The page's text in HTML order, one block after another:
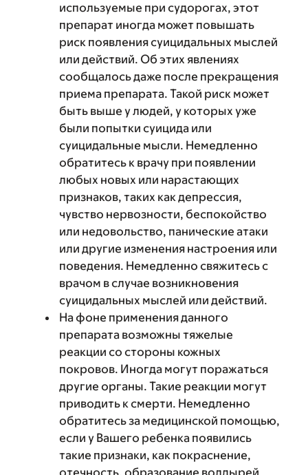
используемые при судорогах, этот
препарат иногда может повышать
риск появления суицидальных мыслей
или действий. Об этих явлениях
сообщалось даже после прекращения
приема препарата. Такой риск может
быть выше у людей, у которых уже
были попытки суицида или
суицидальные мысли. Немедленно
обратитесь к врачу при появлении
любых новых или нарастающих
признаков, таких как депрессия,
чувство нервозности, беспокойство
или недовольство, панические атаки
или другие изменения настроения или
поведения. Немедленно свяжитесь с
врачом в случае возникновения
суицидальных мыслей или действий.
На фоне применения данного
препарата возможны тяжелые
реакции со стороны кожных
покровов. Иногда могут поражаться
другие органы. Такие реакции могут
приводить к смерти. Немедленно
обратитесь за медицинской помощью,
если у Вашего ребенка появились
такие признаки, как покраснение,
отечность, образование волдырей